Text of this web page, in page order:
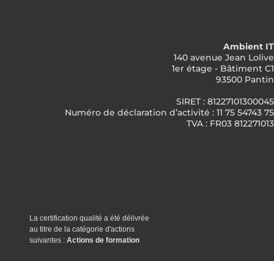
Ambient IT
140 avenue Jean Lolive
1er étage - Bâtiment C1
93500 Pantin
SIRET : 81227101300045
Numéro de déclaration d’activité : 11 75 54743 75
TVA : FR03 812271013
La certification qualité a été délivrée
au titre de la catégorie d'actions
suivantes : Actions de formation